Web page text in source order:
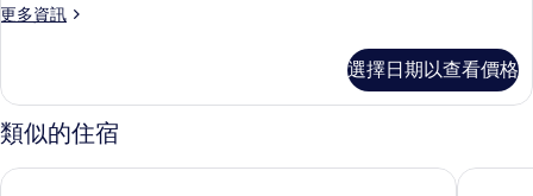
更多資訊
更
豪
華
家
房
選擇日期以查看價格
類似的住宿
沙姆沙伊赫利克斯奧 - 僅供 18 歲以上成人入住 里克索